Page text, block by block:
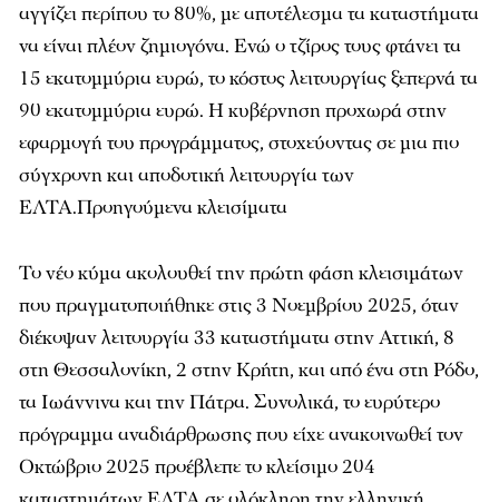
αγγίζει περίπου το 80%, με αποτέλεσμα τα καταστήματα
να είναι πλέον ζημιογόνα. Ενώ ο τζίρος τους φτάνει τα
15 εκατομμύρια ευρώ, το κόστος λειτουργίας ξεπερνά τα
90 εκατομμύρια ευρώ. Η κυβέρνηση προχωρά στην
εφαρμογή του προγράμματος, στοχεύοντας σε μια πιο
σύγχρονη και αποδοτική λειτουργία των
ΕΛΤΑ.Προηγούμενα κλεισίματα
Το νέο κύμα ακολουθεί την πρώτη φάση κλεισιμάτων
που πραγματοποιήθηκε στις 3 Νοεμβρίου 2025, όταν
διέκοψαν λειτουργία 33 καταστήματα στην Αττική, 8
στη Θεσσαλονίκη, 2 στην Κρήτη, και από ένα στη Ρόδο,
τα Ιωάννινα και την Πάτρα. Συνολικά, το ευρύτερο
πρόγραμμα αναδιάρθρωσης που είχε ανακοινωθεί τον
Οκτώβριο 2025 προέβλεπε το κλείσιμο 204